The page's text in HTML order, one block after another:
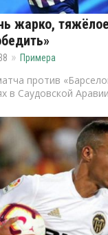
жарко,
Примера
против
в Саудовской